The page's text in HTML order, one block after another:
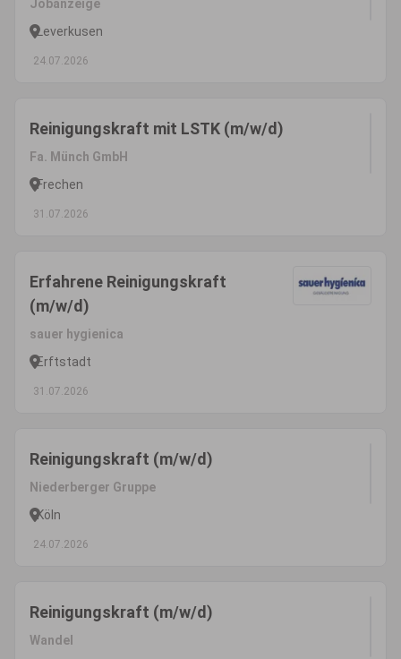
Jobanzeige
Leverkusen
24.07.2026
Reinigungskraft mit LSTK (m/w/d)
Fa. Münch GmbH
Frechen
31.07.2026
Erfahrene Reinigungskraft
(m/w/d)
sauer hygienica
Erftstadt
31.07.2026
Reinigungskraft (m/w/d)
Niederberger Gruppe
Köln
24.07.2026
Reinigungskraft (m/w/d)
Wandel